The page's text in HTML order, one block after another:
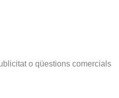
o qüestions comercials